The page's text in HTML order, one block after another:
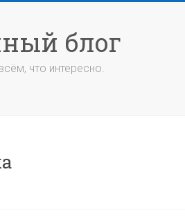
блог
что интересно.